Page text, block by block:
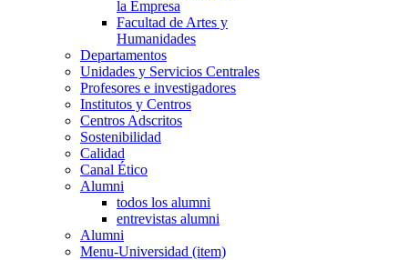
la Empresa
Facultad de Artes y
Humanidades
Departamentos
Unidades y Servicios Centrales
Profesores e investigadores
Institutos y Centros
Centros Adscritos
Sostenibilidad
Calidad
Canal Ético
Alumni
todos los alumni
entrevistas alumni
Alumni
Menu-Universidad (item)